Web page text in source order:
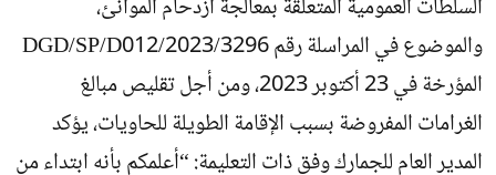
السلطات العمومية المتعلقة بمعالجة ازدحام الموانئ،
والموضوع في المراسلة رقم 3296/DGD/SP/D012/2023
المؤرخة في 23 أكتوبر 2023، ومن أجل تقليص مبالغ
الغرامات المفروضة بسبب الإقامة الطويلة للحاويات، يؤكد
المدير العام للجمارك وفق ذات التعليمة: “أعلمكم بأنه ابتداء من